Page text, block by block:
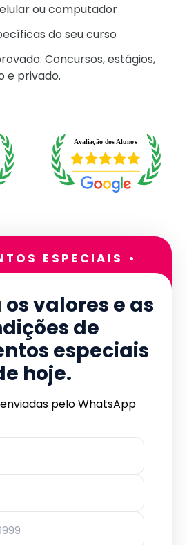
ou computador
do seu curso
Concursos, estágios,
e privado.
ESPECIAIS •
valores e as
de
especiais
hoje.
pelo WhatsApp